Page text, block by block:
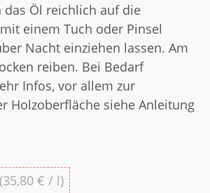
das Öl reichlich auf die
einem Tuch oder Pinsel
Nacht einziehen lassen. Am
reiben. Bei Bedarf
Infos, vor allem zur
Holzoberfläche siehe Anleitung
€ / l)